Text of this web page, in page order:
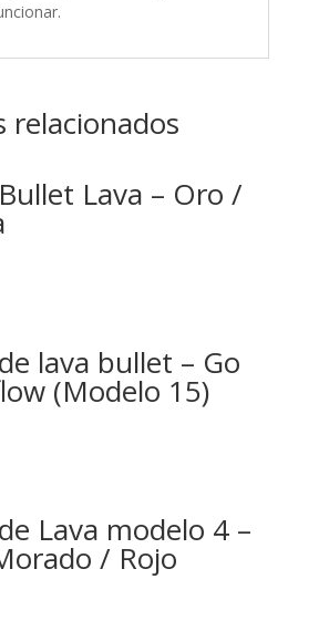
relacionados
Lava – Oro /
lava bullet – Go
(Modelo 15)
Lava modelo 4 –
/ Rojo